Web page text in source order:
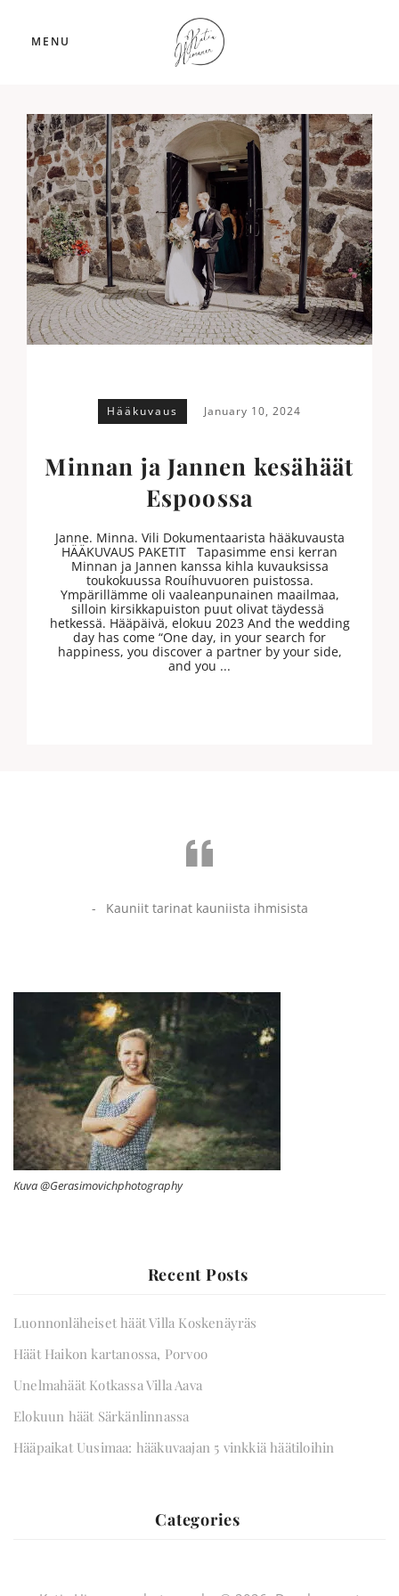
MENU Häät Espoossa
Hääkuvaus January 10, 2024
Minnan ja Jannen kesähäät
Espoossa
Janne. Minna. Vili Dokumentaarista hääkuvausta
HÄÄKUVAUS PAKETIT Tapasimme ensi kerran
Minnan ja Jannen kanssa kihla kuvauksissa
toukokuussa Rouíhuvuoren puistossa.
Ympärillämme oli vaaleanpunainen maailmaa,
silloin kirsikkapuiston puut olivat täydessä
hetkessä. Hääpäivä, elokuu 2023 And the wedding
day has come “One day, in your search for
happiness, you discover a partner by your side,
and you ...
Kauniit tarinat kauniista ihmisista
Kuva @Gerasimovichphotography
Recent Posts
Luonnonläheiset häät Villa Koskenäyräs
Häät Haikon kartanossa, Porvoo
Unelmahäät Kotkassa Villa Aava
Elokuun häät Särkänlinnassa
Hääpaikat Uusimaa: hääkuvaajan 5 vinkkiä häätiloihin
Categories